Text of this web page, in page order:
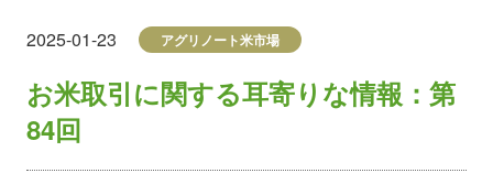
お米取引に関する耳寄りな情報：第
84回
2025-01-23 アグリノート米市場